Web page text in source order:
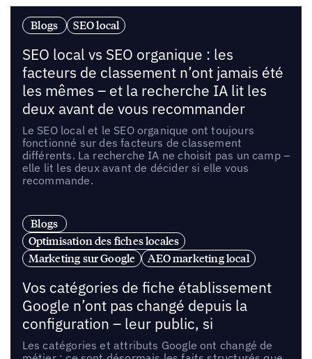
Blogs SEO local
SEO local vs SEO organique : les
facteurs de classement n’ont jamais été
les mêmes – et la recherche IA lit les
deux avant de vous recommander
Le SEO local et le SEO organique ont toujours
fonctionné sur des facteurs de classement
différents. La recherche IA ne choisit pas un camp –
elle lit les deux avant de décider si elle vous
recommande.
Blogs
Optimisation des fiches locales
Marketing sur Google
AEO marketing local
Vos catégories de fiche établissement
Google n’ont pas changé depuis la
configuration – leur public, si
Les catégories et attributs Google ont changé de